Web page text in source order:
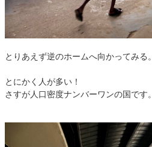
とりあえず逆のホームへ向かってみる。
とにかく人が多い！
さすが人口密度ナンバーワンの国です。